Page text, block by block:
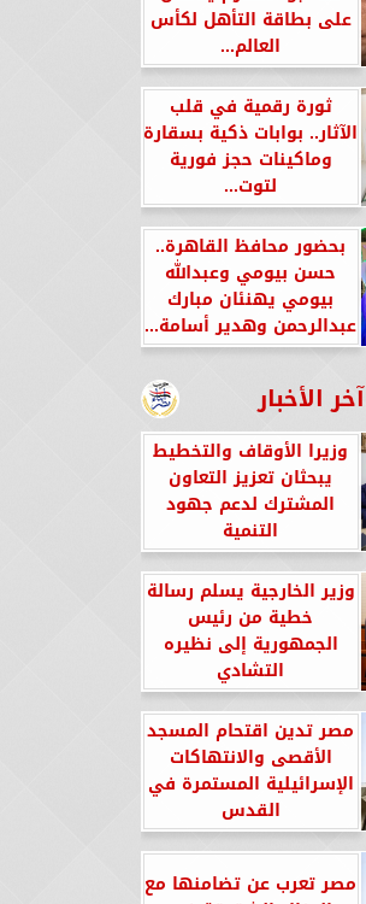
على بطاقة التأهل لكأس
العالم...
ثورة رقمية في قلب
الآثار.. بوابات ذكية بسقارة
وماكينات حجز فورية
لتوت...
بحضور محافظ القاهرة..
حسن بيومي وعبدالله
بيومي يهنئان مبارك
عبدالرحمن وهدير أسامة...
آخر الأخبار
وزيرا الأوقاف والتخطيط
يبحثان تعزيز التعاون
المشترك لدعم جهود
التنمية
وزير الخارجية يسلم رسالة
خطية من رئيس
الجمهورية إلى نظيره
التشادي
مصر تدين اقتحام المسجد
الأقصى والانتهاكات
الإسرائيلية المستمرة في
القدس
مصر تعرب عن تضامنها مع